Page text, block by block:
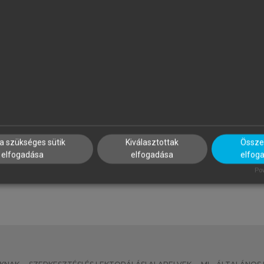
immunológia alapjai
szükséges sütik
elfogadása
Kiválasztottak
elfogadása